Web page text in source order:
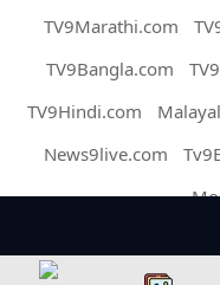
TV9Marathi.com
TV9Bangla.com
TV9Hindi.com
News9live.com